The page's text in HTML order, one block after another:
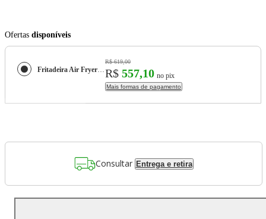
Ofertas disponíveis
Fritadeira Air Fryer Forno Oven 12L Mondial - Preto e Inox AFON-12L-BI - 110V
R$ 619,00
R$ 557,10 no pix
Mais formas de pagamento
Consultar Entrega e retira